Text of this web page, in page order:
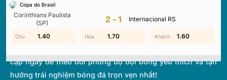
Copa do Brasil
Corinthians Paulista
(SP)
2-1 Internacional RS
1.80 0.90 1.60
1.40 1.70 1.60
thi đấu và bảng xếp hạng từ hơn 1.000 giải đấu toàn cầu.
Với giao diện tối ưu và tốc độ cập nhật thời gian thực
(Livescore) siêu tốc, chúng tôi giúp bạn không bỏ lỡ bất kỳ
cập ngay để theo dõi phong độ đội bóng yêu thích và tận
hưởng trải nghiệm bóng đá trọn vẹn nhất!